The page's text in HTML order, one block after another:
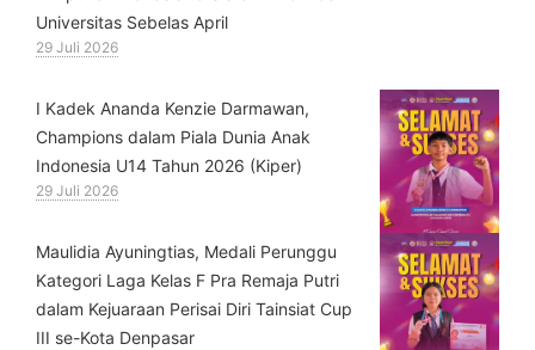
Universitas Sebelas April
29 Juli 2026
⁠I Kadek Ananda Kenzie Darmawan,
Champions dalam Piala Dunia Anak
Indonesia U14 Tahun 2026 (Kiper)
29 Juli 2026
⁠Maulidia Ayuningtias, Medali Perunggu
Kategori Laga Kelas F Pra Remaja Putri
dalam Kejuaraan Perisai Diri Tainsiat Cup
III se-Kota Denpasar